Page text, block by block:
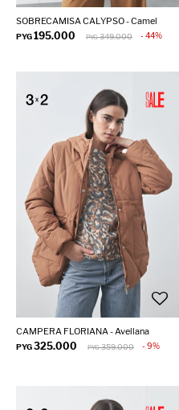
SOBRECAMISA CALYPSO - Camel
PYG195.000 PYG 349.000 44
CAMPERA FLORIANA - Avellana
PYG325.000 PYG 359.000 9